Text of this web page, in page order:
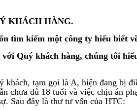
KHÁCH HÀNG.
tìm kiếm một công ty hiểu biết
Quý khách hàng, chúng tôi
khách, tạm gọi là A, hiện đang bị
chưa đủ 18 tuổi và việc chịu án
Sau đây là thư tư vấn của HTC: